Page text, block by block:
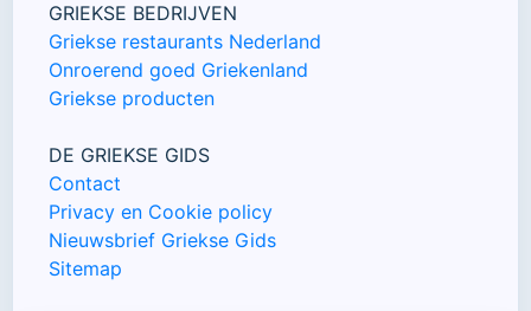
GRIEKSE BEDRIJVEN
Griekse restaurants Nederland
Onroerend goed Griekenland
Griekse producten
DE GRIEKSE GIDS
Contact
Privacy en Cookie policy
Nieuwsbrief Griekse Gids
Sitemap